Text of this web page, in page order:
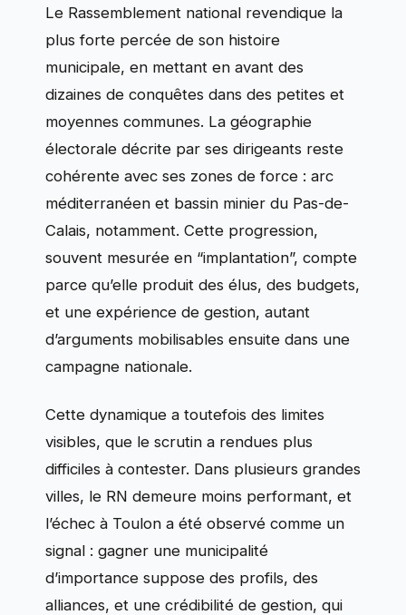
Le Rassemblement national revendique la
plus forte percée de son histoire
municipale, en mettant en avant des
dizaines de conquêtes dans des petites et
moyennes communes. La géographie
électorale décrite par ses dirigeants reste
cohérente avec ses zones de force : arc
méditerranéen et bassin minier du Pas-de-
Calais, notamment. Cette progression,
souvent mesurée en “implantation”, compte
parce qu’elle produit des élus, des budgets,
et une expérience de gestion, autant
d’arguments mobilisables ensuite dans une
campagne nationale.
Cette dynamique a toutefois des limites
visibles, que le scrutin a rendues plus
difficiles à contester. Dans plusieurs grandes
villes, le RN demeure moins performant, et
l’échec à Toulon a été observé comme un
signal : gagner une municipalité
d’importance suppose des profils, des
alliances, et une crédibilité de gestion, qui